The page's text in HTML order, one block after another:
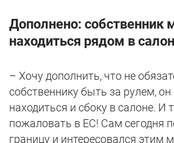
Дополнено: собственник
находиться рядом в
– Хочу дополнить, что не
собственнику быть за рулем,
находиться и сбоку в салоне. И
пожаловать в ЕС! Сам сегодня
границу и интересовался этим